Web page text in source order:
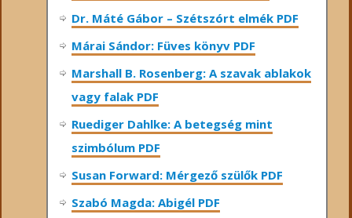
Dr. Máté Gábor – Szétszórt elmék PDF
Márai Sándor: Füves könyv PDF
Marshall B. Rosenberg: A szavak ablakok
vagy falak PDF
Ruediger Dahlke: A betegség mint
szimbólum PDF
Susan Forward: Mérgező szülők PDF
Szabó Magda: Abigél PDF